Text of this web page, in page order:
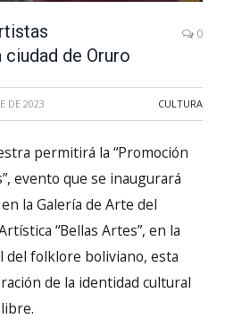
ciudad de Oruro
0
DE 2023 CULTURA
permitirá la “Promoción
evento que se inaugurará
la Galería de Arte del
“Bellas Artes”, en la
del folklore boliviano, esta
de la identidad cultural